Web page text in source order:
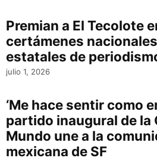
Premian a El Tecolote
certámenes
estatales de
julio 1, 2026
‘Me hace sentir como
partido inaugural de la
Mundo une a la
mexicana de SF